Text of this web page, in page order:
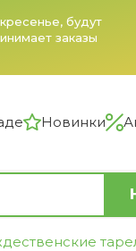
будут
заказы
Новинки